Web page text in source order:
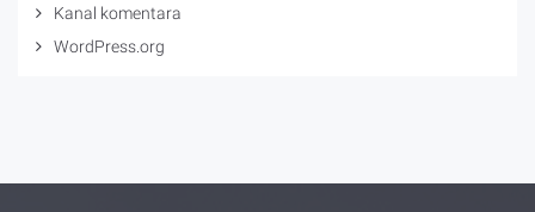
Kanal komentara
WordPress.org